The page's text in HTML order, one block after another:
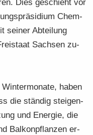
Dies ge­schieht vor
Chem­
sei­ner Ab­tei­lung
Sach­sen zu­
haben
die stän­dig stei­gen­
und En­er­gie, die
Bal­kon­pflan­zen er­